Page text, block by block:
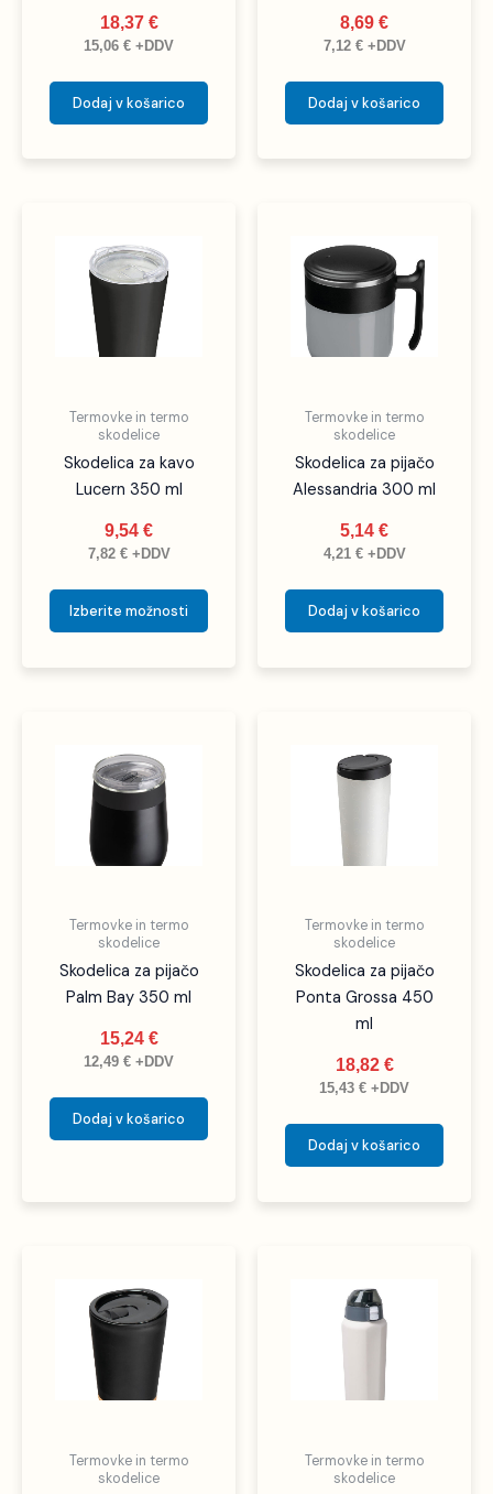
18,37 €
15,06 € +DDV
Dodaj v košarico
8,69 €
7,12 €+DDV
Dodaj v košarico
Termovke in termo
skodelice
Skodelica za kavo
Lucern 350 ml
9,54 €
7,82 €+DDV
Izberite možnosti
Termovke in termo
skodelice
Skodelica za pijačo
Alessandria 300 ml
5,14 €
4,21 €+DDV
Dodaj v košarico
Termovke in termo
skodelice
Skodelica za pijačo
Palm Bay 350 ml
15,24 €
12,49 € +DDV
Dodaj v košarico
Termovke in termo
skodelice
Skodelica za pijačo
Ponta Grossa 450
ml
18,82 €
15,43 € +DDV
Dodaj v košarico
Termovke in termo
skodelice
Termovke in termo
skodelice